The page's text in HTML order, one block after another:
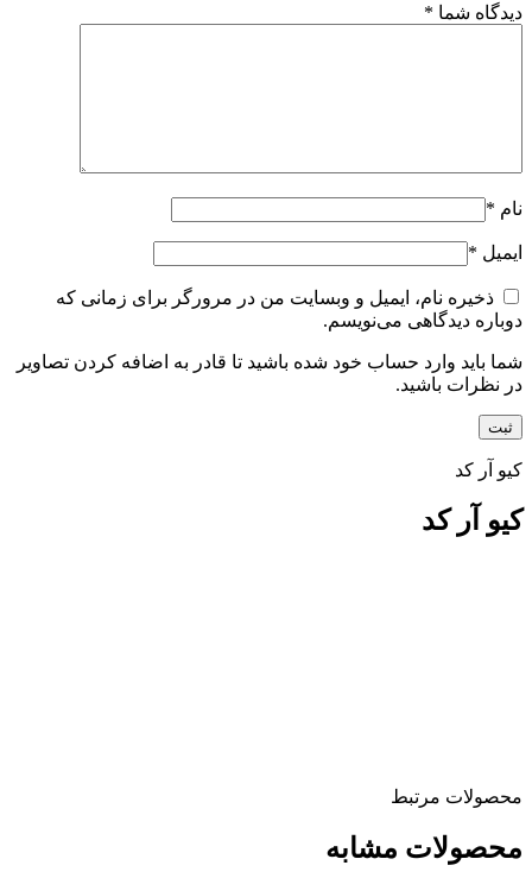
دیدگاه شما *
نام *
ایمیل *
ذخیره نام، ایمیل و وبسایت من در مرورگر برای زمانی که
دوباره دیدگاهی می‌نویسم.
شما باید وارد حساب خود شده باشید تا قادر به اضافه کردن تصاویر
در نظرات باشید.
کیو آر کد
کیو آر کد
محصولات مرتبط
محصولات مشابه